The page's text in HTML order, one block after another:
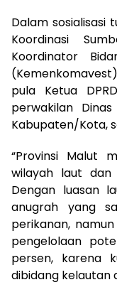
Dalam sosialisasi
Koordinasi
Koordinator
pula Ketua
perwakilan
Kabupaten/Kota,
“Provinsi Malut
wilayah laut
Dengan luasan
anugrah yang
perikanan,
pengelolaan
persen, karena
dibidang kelautan